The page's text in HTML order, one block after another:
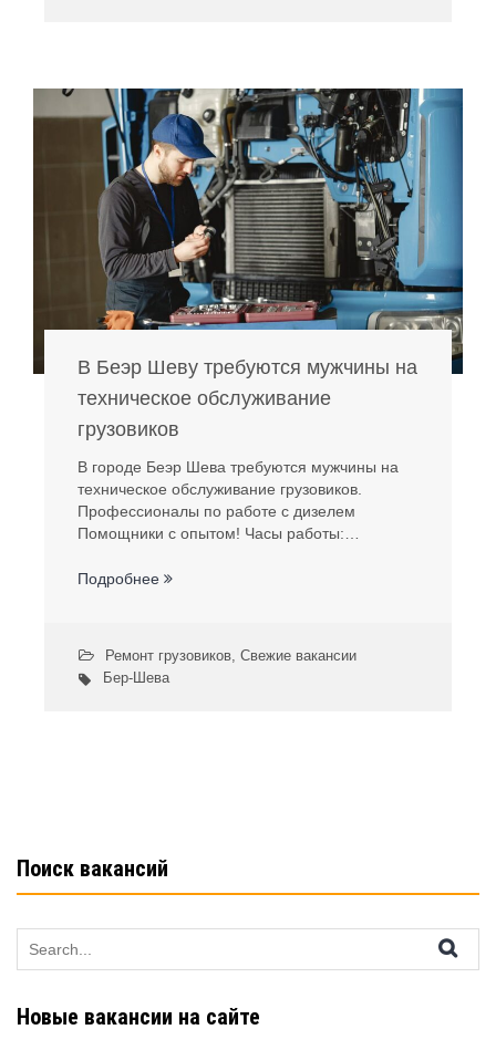
В Беэр Шеву требуются мужчины на
техническое обслуживание
грузовиков
В городе Беэр Шева требуются мужчины на
техническое обслуживание грузовиков.
Профессионалы по работе с дизелем
Помощники с опытом! Часы работы:…
Подробнее
Ремонт грузовиков, Свежие вакансии
Бер-Шева
Поиск вакансий
for:
Новые вакансии на сайте